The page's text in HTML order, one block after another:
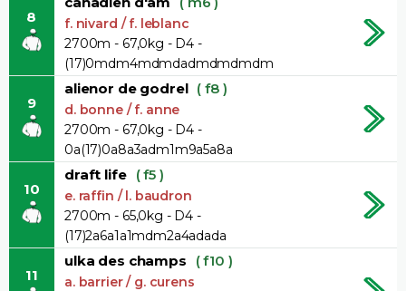
8
f. nivard / f. leblanc
2700m - 67,0kg - D4 -
(17)0mdm4mdmdadmdmdmdm
9
alienor de godrel ( f8 )
d. bonne / f. anne
2700m - 67,0kg - D4 -
0a(17)0a8a3adm1m9a5a8a
10
draft life ( f5 )
e. raffin / l. baudron
2700m - 65,0kg - D4 -
(17)2a6a1a1mdm2a4adada
11
ulka des champs ( f10 )
a. barrier / g. curens